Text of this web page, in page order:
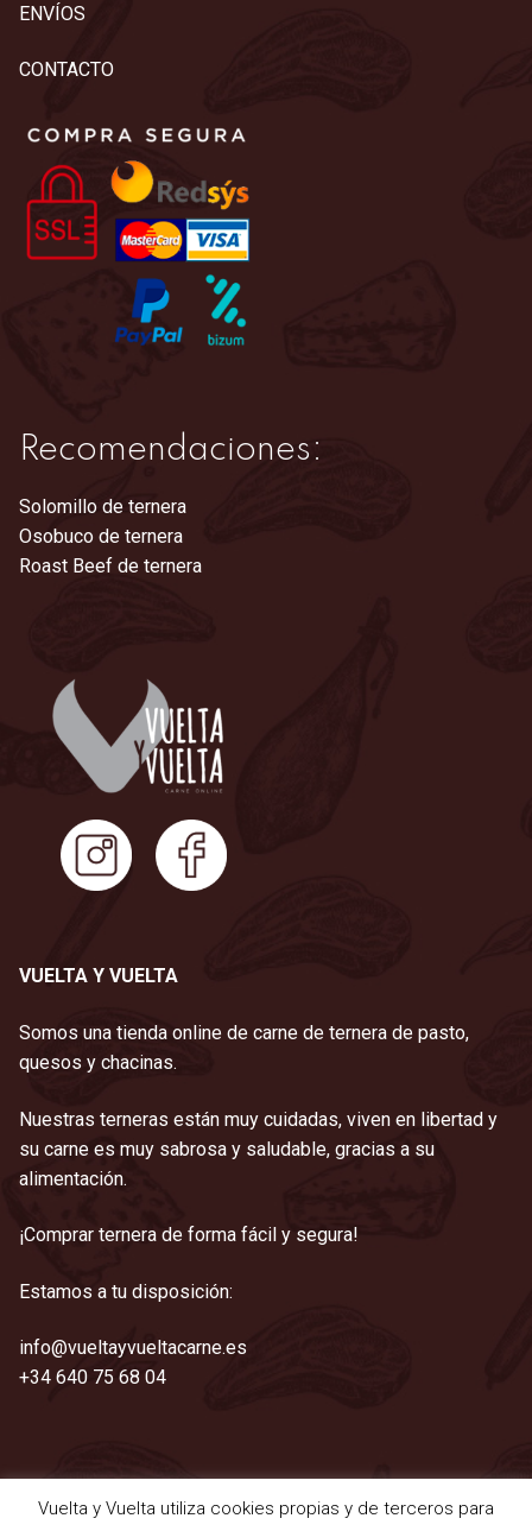
ENVÍOS
CONTACTO
Recomendaciones:
Solomillo de ternera
Osobuco de ternera
Roast Beef de ternera
VUELTA Y VUELTA
Somos una tienda online de carne de ternera de pasto,
quesos y chacinas.
Nuestras terneras están muy cuidadas, viven en libertad y
su carne es muy sabrosa y saludable, gracias a su
alimentación.
¡Comprar ternera de forma fácil y segura!
Estamos a tu disposición:
info@vueltayvueltacarne.es
+34 640 75 68 04
©2021 Vuelta y Vuelta
Vuelta y Vuelta utiliza cookies propias y de terceros para